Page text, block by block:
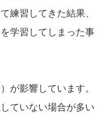
練習してきた結果、
学習してしまった事
が影響しています。
ていない場合が多い